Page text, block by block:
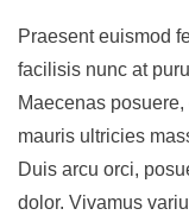
Praesent euismod
facilisis nunc at
Maecenas
mauris ultricies
Duis arcu orci,
dolor. Vivamus